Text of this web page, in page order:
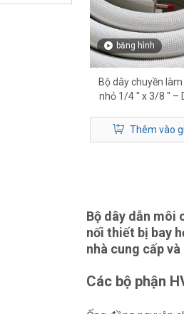
băng hình
Bộ dây chuyền
nhỏ 1/4 ″ x 3/8 ″ –
Thêm vào
Bộ dây dẫn môi
nối thiết bị bay
nhà cung cấp
Các bộ phận